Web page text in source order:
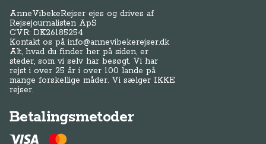
AnneVibekeRejser ejes og drives af
Rejsejournalisten ApS
CVR: DK26185254
Kontakt os påinfo@annevibekerejser.dk
Alt, hvad du finder her på siden, er
steder, som vi selv har besøgt. Vi har
rejst i over 25 år i over 100 lande på
mange forskellige måder. Vi sælger IKKE
rejser.
Betalingsmetoder